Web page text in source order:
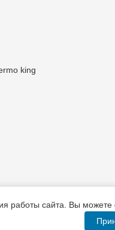
king
сайта. Вы можете